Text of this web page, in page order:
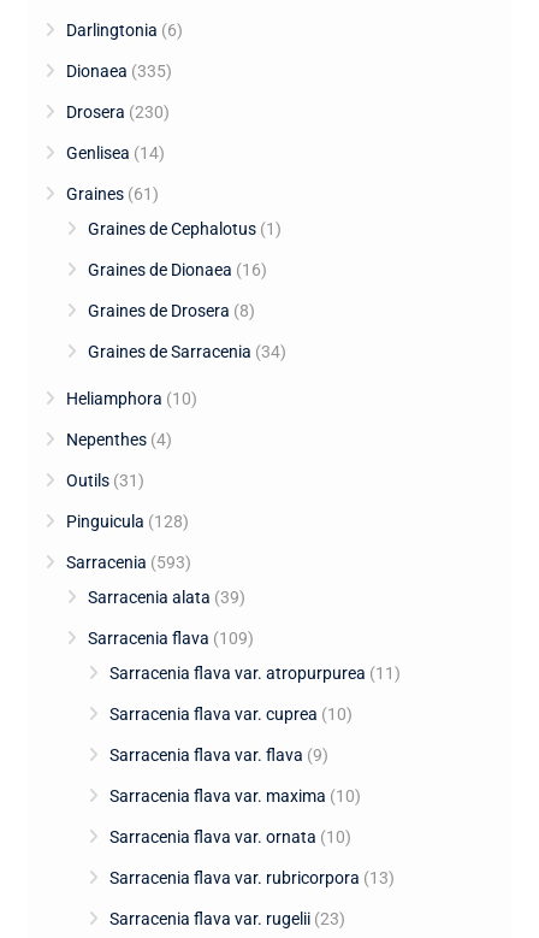
Darlingtonia (6)
Dionaea (335)
Drosera (230)
Genlisea (14)
Graines (61)
Graines de Cephalotus (1)
Graines de Dionaea (16)
Graines de Drosera (8)
Graines de Sarracenia (34)
Heliamphora (10)
Nepenthes (4)
Outils (31)
Pinguicula (128)
Sarracenia (593)
Sarracenia alata (39)
Sarracenia flava (109)
Sarracenia flava var. atropurpurea (11)
Sarracenia flava var. cuprea (10)
Sarracenia flava var. flava (9)
Sarracenia flava var. maxima (10)
Sarracenia flava var. ornata (10)
Sarracenia flava var. rubricorpora (13)
Sarracenia flava var. rugelii (23)